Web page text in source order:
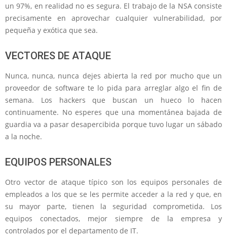
un 97%, en realidad no es segura. El trabajo de la NSA consiste
precisamente en aprovechar cualquier vulnerabilidad, por
pequeña y exótica que sea.
VECTORES DE ATAQUE
Nunca, nunca, nunca dejes abierta la red por mucho que un
proveedor de software te lo pida para arreglar algo el fin de
semana. Los hackers que buscan un hueco lo hacen
continuamente. No esperes que una momentánea bajada de
guardia va a pasar desapercibida porque tuvo lugar un sábado
a la noche.
EQUIPOS PERSONALES
Otro vector de ataque típico son los equipos personales de
empleados a los que se les permite acceder a la red y que, en
su mayor parte, tienen la seguridad comprometida. Los
equipos conectados, mejor siempre de la empresa y
controlados por el departamento de IT.